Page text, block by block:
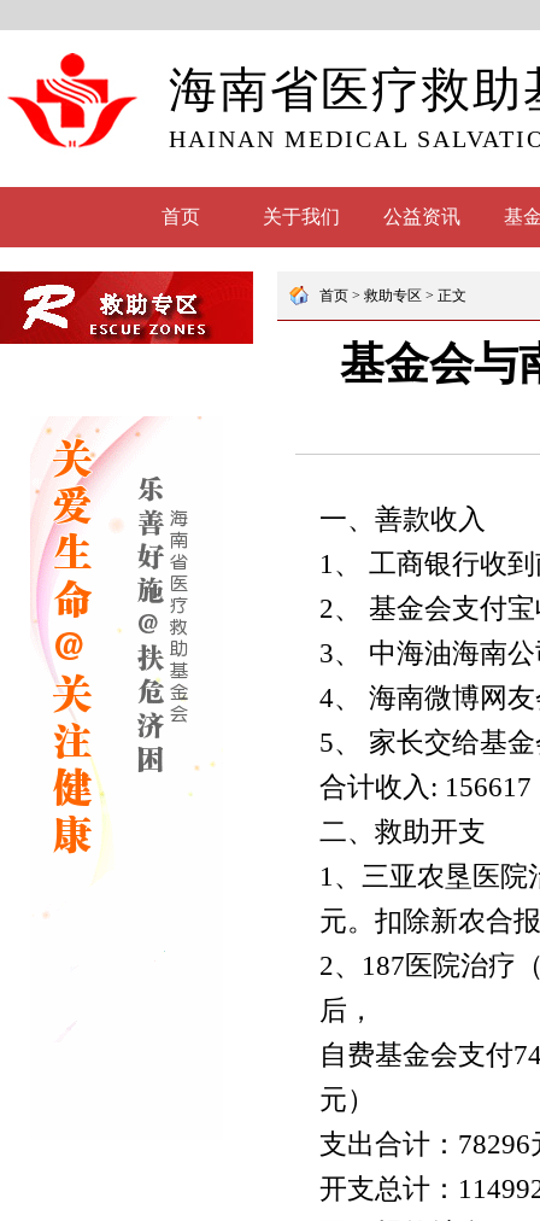
海南省医疗救助
HAINAN MEDICAL
首页 关于我们 公益资讯 基